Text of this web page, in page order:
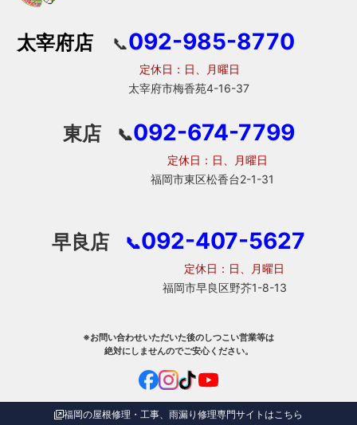
太宰府店 📞092-985-8770
定休日：日、月曜日
太宰府市梅香苑4-16-37
東店 📞092-674-7799
定休日：日、月曜日
福岡市東区松香台2-1-31
早良店 📞092-407-5627
定休日：日、月曜日
福岡市早良区野芥1-8-13
※お問い合わせいただいた後のしつこい営業等は
絶対にしませんのでご安心ください。
福岡の屋根修理・工事、雨漏り修理専門サイトはこちら